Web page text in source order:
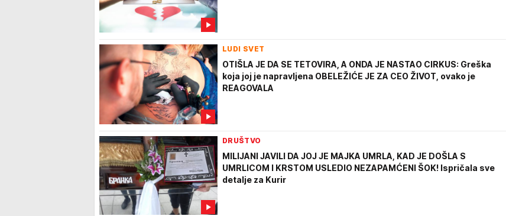
LUDI SVET
OTIŠLA JE DA SE TETOVIRA, A ONDA JE NASTAO CIRKUS: Greška
koja joj je napravljena OBELEŽIĆE JE ZA CEO ŽIVOT, ovako je
REAGOVALA
DRUŠTVO
MILIJANI JAVILI DA JOJ JE MAJKA UMRLA, KAD JE DOŠLA S
UMRLICOM I KRSTOM USLEDIO NEZAPAMĆENI ŠOK! Ispričala sve
detalje za Kurir